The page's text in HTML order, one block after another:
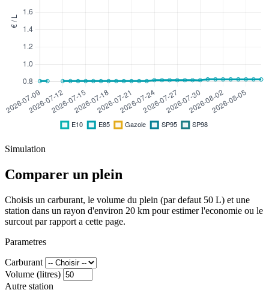
Simulation
Comparer un plein
Choisis un carburant, le volume du plein (par defaut 50 L) et une
station dans un rayon d'environ 20 km pour estimer l'economie ou le
surcout par rapport a cette page.
Parametres
Carburant
Volume (litres)
Autre station